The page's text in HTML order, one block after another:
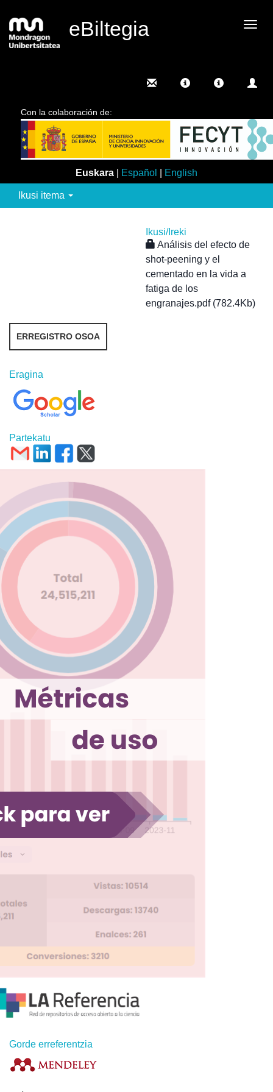
eBiltegia
Con la colaboración de:
Euskara Español English
Ikusi itema
Ikusi/Ireki
Análisis del efecto de
shot-peening y el
cementado en la vida a
fatiga de los
engranajes.pdf (782.4Kb)
ERREGISTRO OSOA
Eragina
Partekatu
Gorde erreferentzia